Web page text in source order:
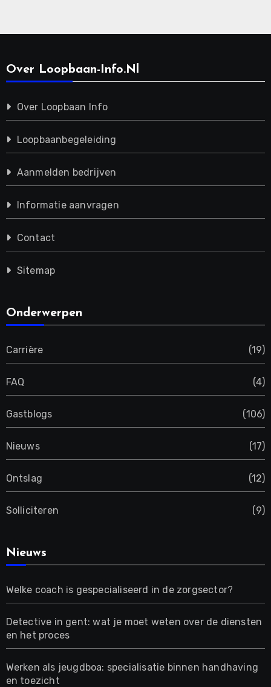
Over Loopbaan-Info.nl
Over Loopbaan Info
Loopbaanbegeleiding
Aanmelden bedrijven
Informatie aanvragen
Contact
Sitemap
Onderwerpen
Carrière (19)
FAQ (4)
Gastblogs (106)
Nieuws (17)
Ontslag (12)
Solliciteren (9)
Nieuws
Welke coach is gespecialiseerd in de zorgsector?
Detective in gent: wat je moet weten over de diensten
en het proces
Werken als jeugdboa: specialisatie binnen handhaving
en toezicht